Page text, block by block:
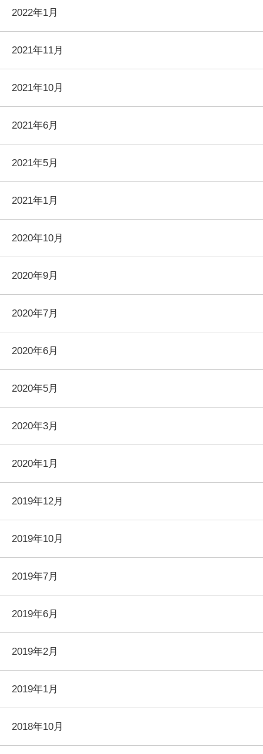
2022年1月
2021年11月
2021年10月
2021年6月
2021年5月
2021年1月
2020年10月
2020年9月
2020年7月
2020年6月
2020年5月
2020年3月
2020年1月
2019年12月
2019年10月
2019年7月
2019年6月
2019年2月
2019年1月
2018年10月